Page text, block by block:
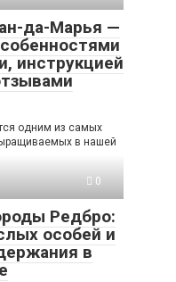
да-Марья —
инструкцией
одним из самых
в нашей
0
Редбро:
особей и
в